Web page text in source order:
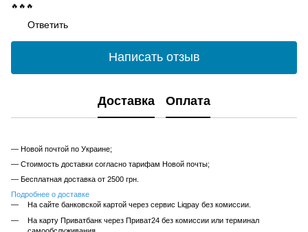
🔥🔥🔥
Ответить
Написать отзыв
Доставка Оплата
— Новой почтой по Украине;
— Стоимость доставки согласно тарифам Новой почты;
— Бесплатная доставка от 2500 грн.
Подробнее о доставке
На сайте банковской картой через сервис Liqpay без комиссии.
На карту Приватбанк через Приват24 без комиссии или терминал